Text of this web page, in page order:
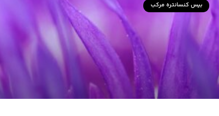
بیس کنسانتره مرکب